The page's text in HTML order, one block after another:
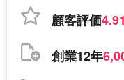
顧客評価4.91
創業12年